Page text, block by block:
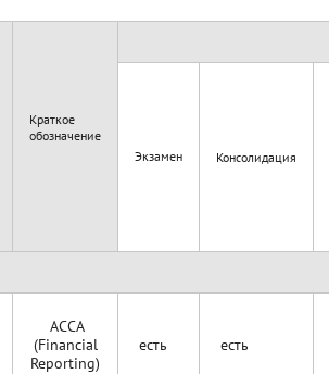
Краткое
обозначение
Экзамен Консолидация
АССА
(Financial
Reporting)
есть есть